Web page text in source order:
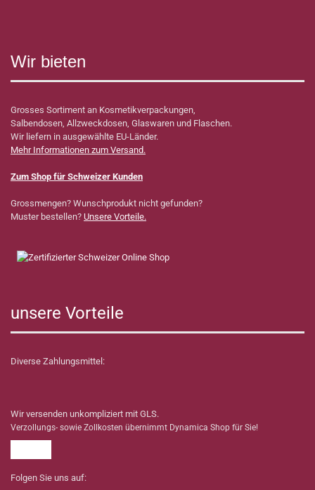
Wir bieten
Grosses Sortiment an Kosmetikverpackungen,
Salbendosen, Allzweckdosen, Glaswaren und Flaschen.
Wir liefern in ausgewählte EU-Länder.
Mehr Informationen zum Versand.
Zum Shop für Schweizer Kunden
Grossmengen? Wunschprodukt nicht gefunden?
Muster bestellen? Unsere Vorteile.
unsere Vorteile
Diverse Zahlungsmittel:
Wir versenden unkompliziert mit GLS.
Verzollungs- sowie Zollkosten übernimmt Dynamica Shop für Sie!
Folgen Sie uns auf: